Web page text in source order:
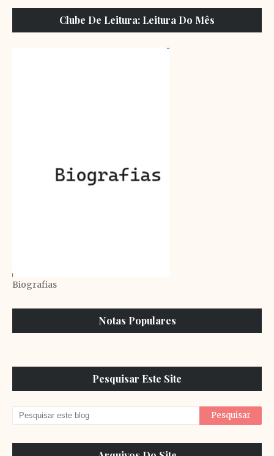
Clube De Leitura: Leitura Do Mês
Biografias
Notas Populares
Pesquisar Este Site